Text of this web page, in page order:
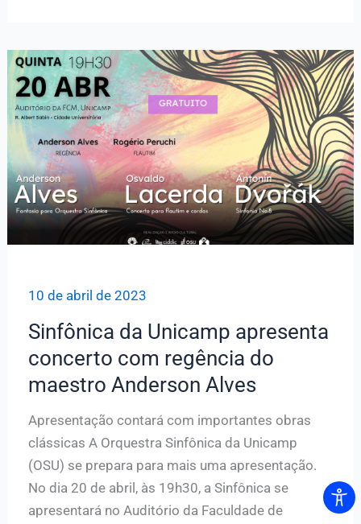
apresentação
da
OSU;
conheça
mais
sobre
o
regente
10 de abril de 2023
Sinfônica da Unicamp apresenta
concerto com regência do
maestro Anderson Alves
Apresentação contará com importantes obras
clássicas A Orquestra Sinfônica da Unicamp
(OSU) se prepara para mais uma apresentação.
No dia 20 de abril, às 19h30, a Sinfônica se
apresentará no Auditório da Faculdade de